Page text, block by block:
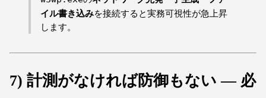
イル書き込みを接続すると実務可視性が急上昇
します。
7) 計測がなければ防御もない — 必